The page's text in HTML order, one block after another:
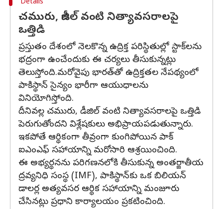
Details
చమురు, డీజిల్‌ వంటి నిత్యావసరాలపై
ఒత్తిడి
ప్రస్తుతం దేశంలో నెలకొన్న ఉద్రిక్త పరిస్థితుల్లో స్టాక్‌లను
భద్రంగా ఉంచేందుకు ఈ చర్యలు తీసుకున్నట్లు
తెలుస్తోంది.మరోవైపు భారత్‌తో ఉద్రిక్తతల నేపథ్యంలో
పాకిస్థాన్‌ సైన్యం భారీగా ఆయుధాలను
వినియోగిస్తోంది.
దీనివల్ల చమురు, డీజిల్‌ వంటి నిత్యావసరాలపై ఒత్తిడి
పెరుగుతోందని విశ్లేషకులు అభిప్రాయపడుతున్నారు.
ఇకపోతే ఆర్థికంగా తీవ్రంగా కుంగిపోయిన పాక్‌
ఐఎంఎఫ్‌ సహాయాన్ని మరోసారి ఆశ్రయించింది.
ఈ అభ్యర్థనను పరిగణనలోకి తీసుకున్న అంతర్జాతీయ
ద్రవ్యనిధి సంస్థ (IMF), పాకిస్థాన్‌కు ఒక బిలియన్‌
డాలర్ల అత్యవసర ఆర్థిక సహాయాన్ని మంజూరు
చేసినట్లు ప్రధాని కార్యాలయం ప్రకటించింది.